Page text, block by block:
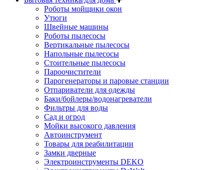
Роботы мойщики окон
Утюги
Швейные машины
Роботы пылесосы
Вертикальные пылесосы
Напольные пылесосы
Стоительные пылесосы
Пароочистители
Парогенераторы и паровые станции
Отпариватели для одежды
Баки/бойлеры/водонагреватели
Фильтры для воды
Сад и огрод
Мойки высокого давления
Автоинструмент
Товары для реабилитации
Замки дверные
Электроинструменты DEKO